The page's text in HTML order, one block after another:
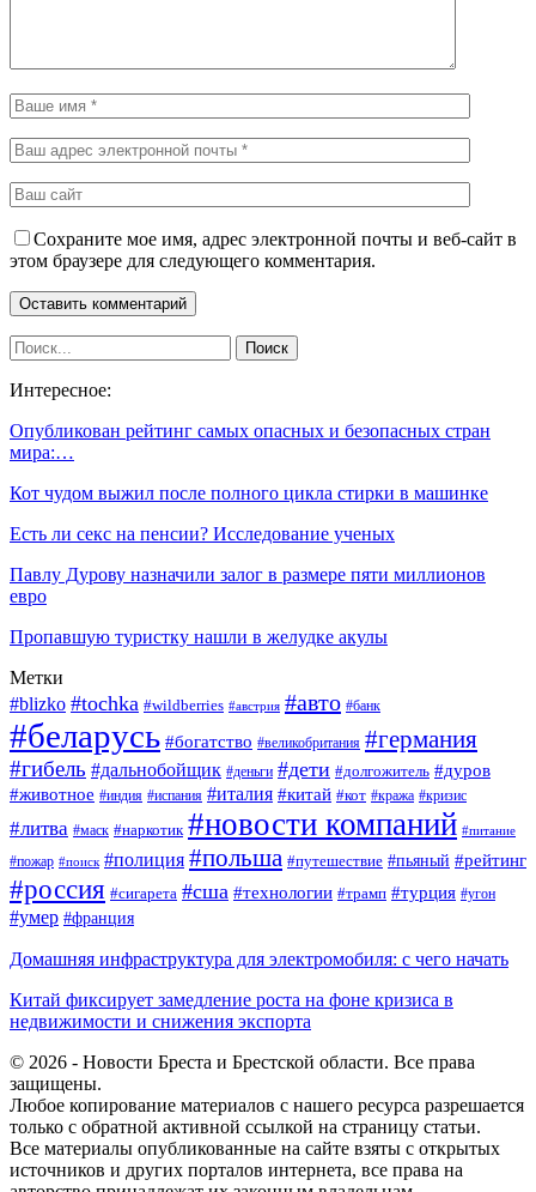
Сохраните мое имя, адрес электронной почты и веб-сайт в
этом браузере для следующего комментария.
Интересное:
Опубликован рейтинг самых опасных и безопасных стран
мира:…
Кот чудом выжил после полного цикла стирки в машинке
Есть ли секс на пенсии? Исследование ученых
Павлу Дурову назначили залог в размере пяти миллионов
евро
Пропавшую туристку нашли в желудке акулы
Метки
#blizko #tochka #wildberries #австрия #авто #банк
#беларусь #богатство #великобритания #германия
#гибель #дальнобойщик #деньги #дети #долгожитель #дуров
#животное #индия #испания #италия #китай #кот #кража #кризис
#литва #маск #наркотик #новости компаний #питание
#пожар #поиск #полиция #польша #путешествие #пьяный #рейтинг
#россия #сигарета #сша #технологии #трамп #турция #угон
#умер #франция
Домашняя инфраструктура для электромобиля: с чего начать
Китай фиксирует замедление роста на фоне кризиса в
недвижимости и снижения экспорта
© 2026 - Новости Бреста и Брестской области. Все права
защищены.
Любое копирование материалов с нашего ресурса разрешается
только с обратной активной ссылкой на страницу статьи.
Все материалы опубликованные на сайте взяты с открытых
источников и других порталов интернета, все права на